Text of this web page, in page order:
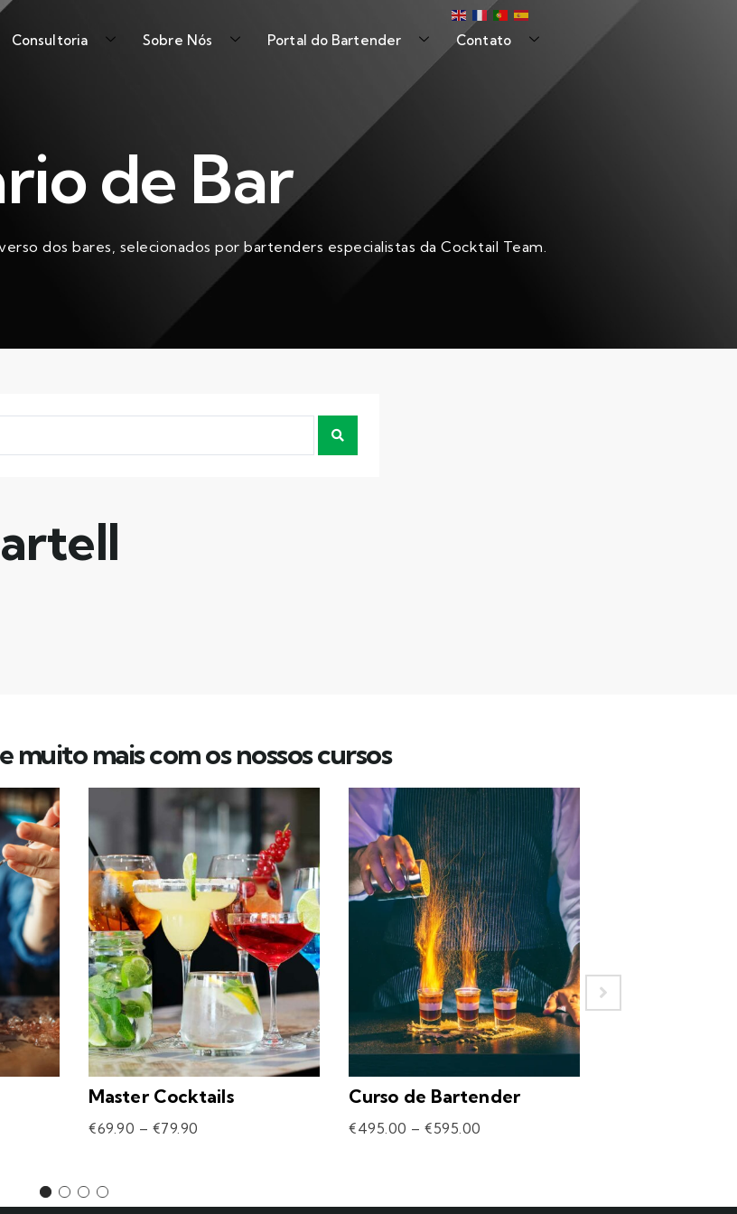
Consultoria Sobre Nós Portal do Bartender Contato
de Bar
dos bares, selecionados por bartenders especialistas da Cocktail Team.
mais com os nossos cursos
Master Cocktails
€69.90 – €79.90
Curso de Bartender
€495.00 – €595.00